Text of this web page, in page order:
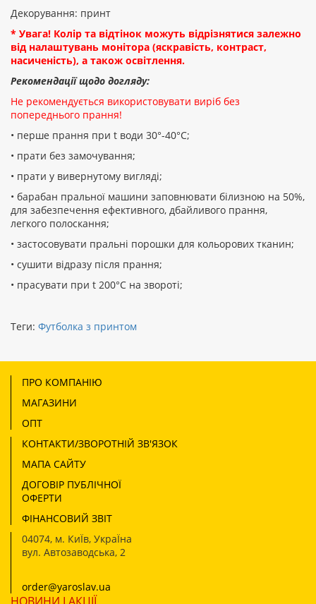
Декорування: принт
* Увага! Колір та відтінок можуть відрізнятися залежно
від налаштувань монітора (яскравість, контраст,
насиченість), а також освітлення.
Рекомендації щодо догляду:
Не рекомендується використовувати виріб без
попереднього прання!
• перше прання при t води 30°-40°C;
• прати без замочування;
• прати у вивернутому вигляді;
• барабан пральної машини заповнювати білизною на 50%,
для забезпечення ефективного, дбайливого прання,
легкого полоскання;
• застосовувати пральні порошки для кольорових тканин;
• сушити відразу після прання;
• прасувати при t 200°С на звороті;
Теги: Футболка з принтом
ПРО КОМПАНІЮ
МАГАЗИНИ
ОПТ
КОНТАКТИ/ЗВОРОТНІЙ ЗВ'ЯЗОК
МАПА САЙТУ
ДОГОВІР ПУБЛІЧНОЇ
ОФЕРТИ
ФІНАНСОВИЙ ЗВІТ
04074, м. КиЇв, УкраЇна
вул. Автозаводська, 2
order@yaroslav.ua